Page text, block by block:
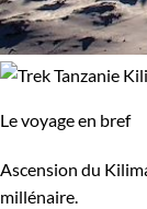
Le voyage en bref
Ascension du
millénaire.